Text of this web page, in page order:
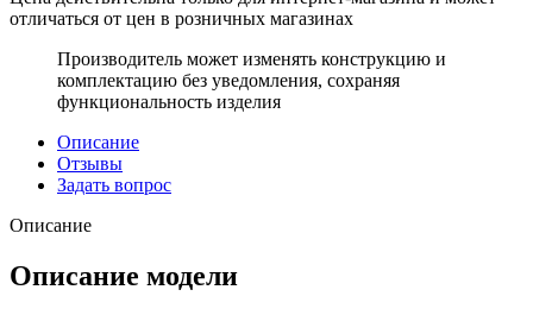
отличаться от цен в розничных магазинах
Производитель может изменять конструкцию и
комплектацию без уведомления, сохраняя
функциональность изделия
Описание
Отзывы
Задать вопрос
Описание
Описание модели